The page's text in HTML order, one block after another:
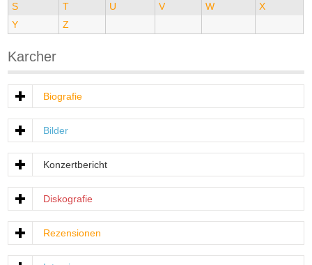
S
T U V W
X
Y
Z
Karcher
Biografie
Bilder
Konzertbericht
Diskografie
Rezensionen